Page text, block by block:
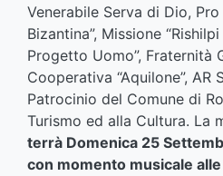
Venerabile Serva di Dio, Pro
Bizantina”, Missione
Progetto Uomo”, Fraternità
Cooperativa “Aquilone”, AR
Patrocinio del Comune di
Turismo ed alla Cultura. La
terrà Domenica 25
con momento musicale